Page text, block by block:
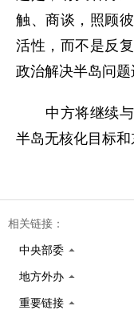
触、商谈，照顾
活性，而不是反
政治解决半岛问题
中方将继续与
半岛无核化目标和
相关链接：
中央部委
地方外办
重要链接